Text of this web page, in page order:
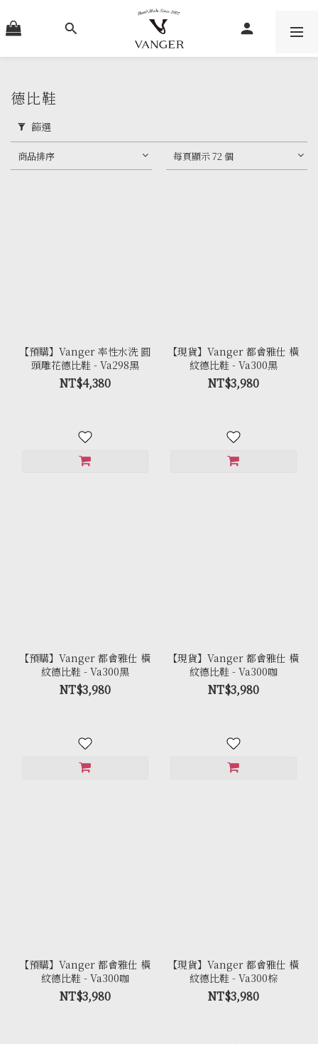
德比鞋
篩選
商品排序 每頁顯示 72 個
【預購】Vanger 率性水洗 圓
頭雕花德比鞋 - Va298黑
NT$4,380
【現貨】Vanger 都會雅仕 橫
紋德比鞋 - Va300黑
NT$3,980
【預購】Vanger 都會雅仕 橫
紋德比鞋 - Va300黑
NT$3,980
【現貨】Vanger 都會雅仕 橫
紋德比鞋 - Va300咖
NT$3,980
【預購】Vanger 都會雅仕 橫
紋德比鞋 - Va300咖
NT$3,980
【現貨】Vanger 都會雅仕 橫
紋德比鞋 - Va300棕
NT$3,980